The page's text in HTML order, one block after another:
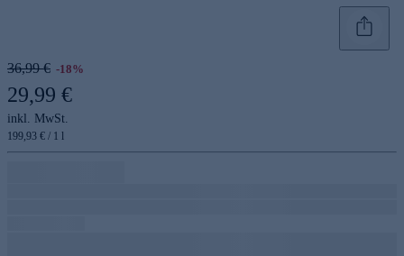
36,99 € -18%
29,99 €
inkl. MwSt.
199,93 € / 1 l